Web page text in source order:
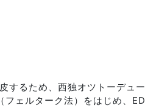
するため、西独オツトーデュー
ェルターク法）をはじめ、ED